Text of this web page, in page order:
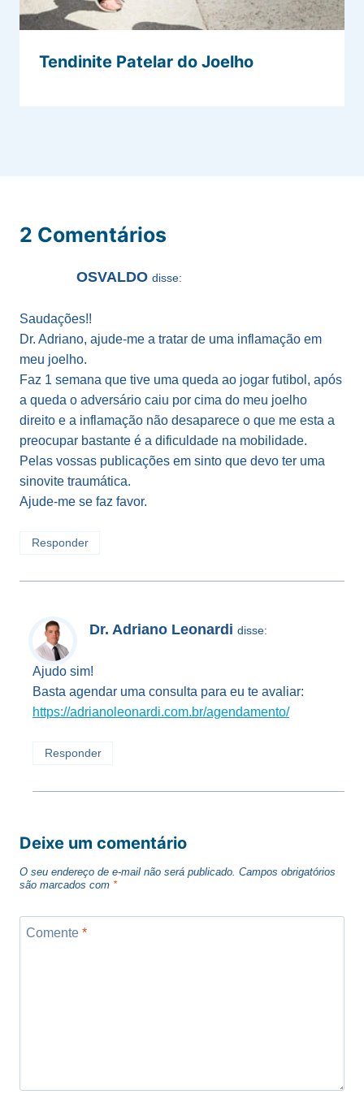
Tendinite Patelar do Joelho
2 Comentários
OSVALDO disse:
Saudações!!
Dr. Adriano, ajude-me a tratar de uma inflamação em
meu joelho.
Faz 1 semana que tive uma queda ao jogar futibol, após
a queda o adversário caiu por cima do meu joelho
direito e a inflamação não desaparece o que me esta a
preocupar bastante é a dificuldade na mobilidade.
Pelas vossas publicações em sinto que devo ter uma
sinovite traumática.
Ajude-me se faz favor.
Responder
Dr. Adriano Leonardi disse:
Ajudo sim!
Basta agendar uma consulta para eu te avaliar:
https://adrianoleonardi.com.br/agendamento/
Responder
Deixe um comentário
O seu endereço de e-mail não será publicado. Campos obrigatórios
são marcados com *
Comente *